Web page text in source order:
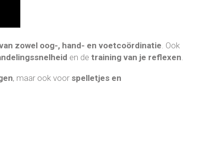
zowel oog-, hand- en voetcoördinatie . Ook
en de training van je reflexen
, maar ook voor spelletjes en